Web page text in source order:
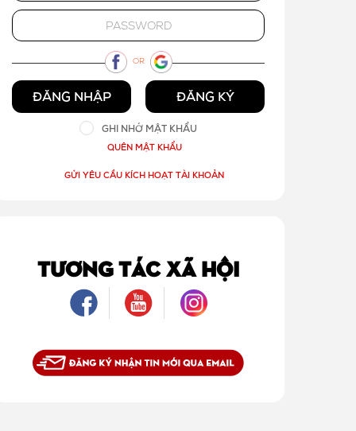
OR
ĐĂNG NHẬP ĐĂNG KÝ
GHI NHỚ MẬT KHẨU
QUÊN MẬT KHẨU
GỬI YÊU CẦU KÍCH HOẠT TÀI KHOẢN
TƯƠNG TÁC XÃ HỘI